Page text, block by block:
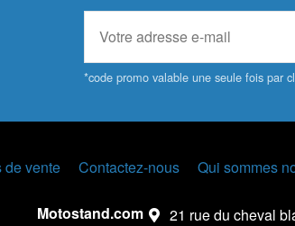
*code promo valable une seule fois par
de vente Contactez-nous Qui sommes
Motostand.com 21 rue du cheval